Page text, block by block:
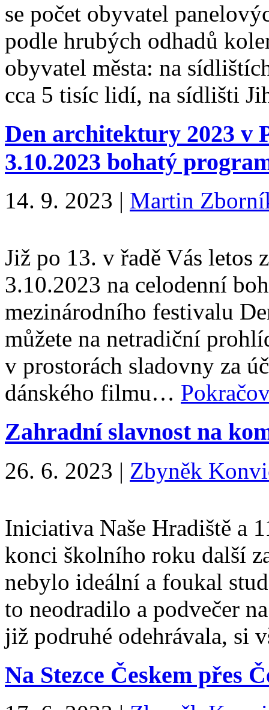
se počet obyvatel
podle hrubých odhadů
obyvatel města: na
cca 5 tisíc lidí, na sídlišti
Den architektury 2023 v
3.10.2023 bohatý
14. 9. 2023 | Martin
Již po 13. v řadě Vás letos
3.10.2023 na celodenní
mezinárodního festivalu
můžete na netradiční
v prostorách sladovny za
dánského filmu…
Zahradní slavnost na
26. 6. 2023 | Zbyněk
Iniciativa Naše Hradiště a
konci školního roku další
nebylo ideální a foukal
to neodradilo a podvečer
již podruhé odehrávala,
Na Stezce Českem přes